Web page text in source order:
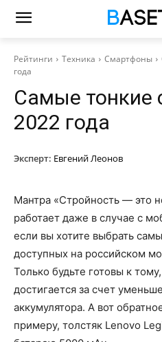
Рейтинги Техника Смартфоны
года
Самые тонкие
2022 года
Эксперт: Евгений Леонов
Мантра «Стройность — это
работает даже в случае с
если вы хотите выбрать
доступных на российском
Только будьте готовы к
достигается за счет
аккумулятора. А вот
примеру, толстяк Lenovo